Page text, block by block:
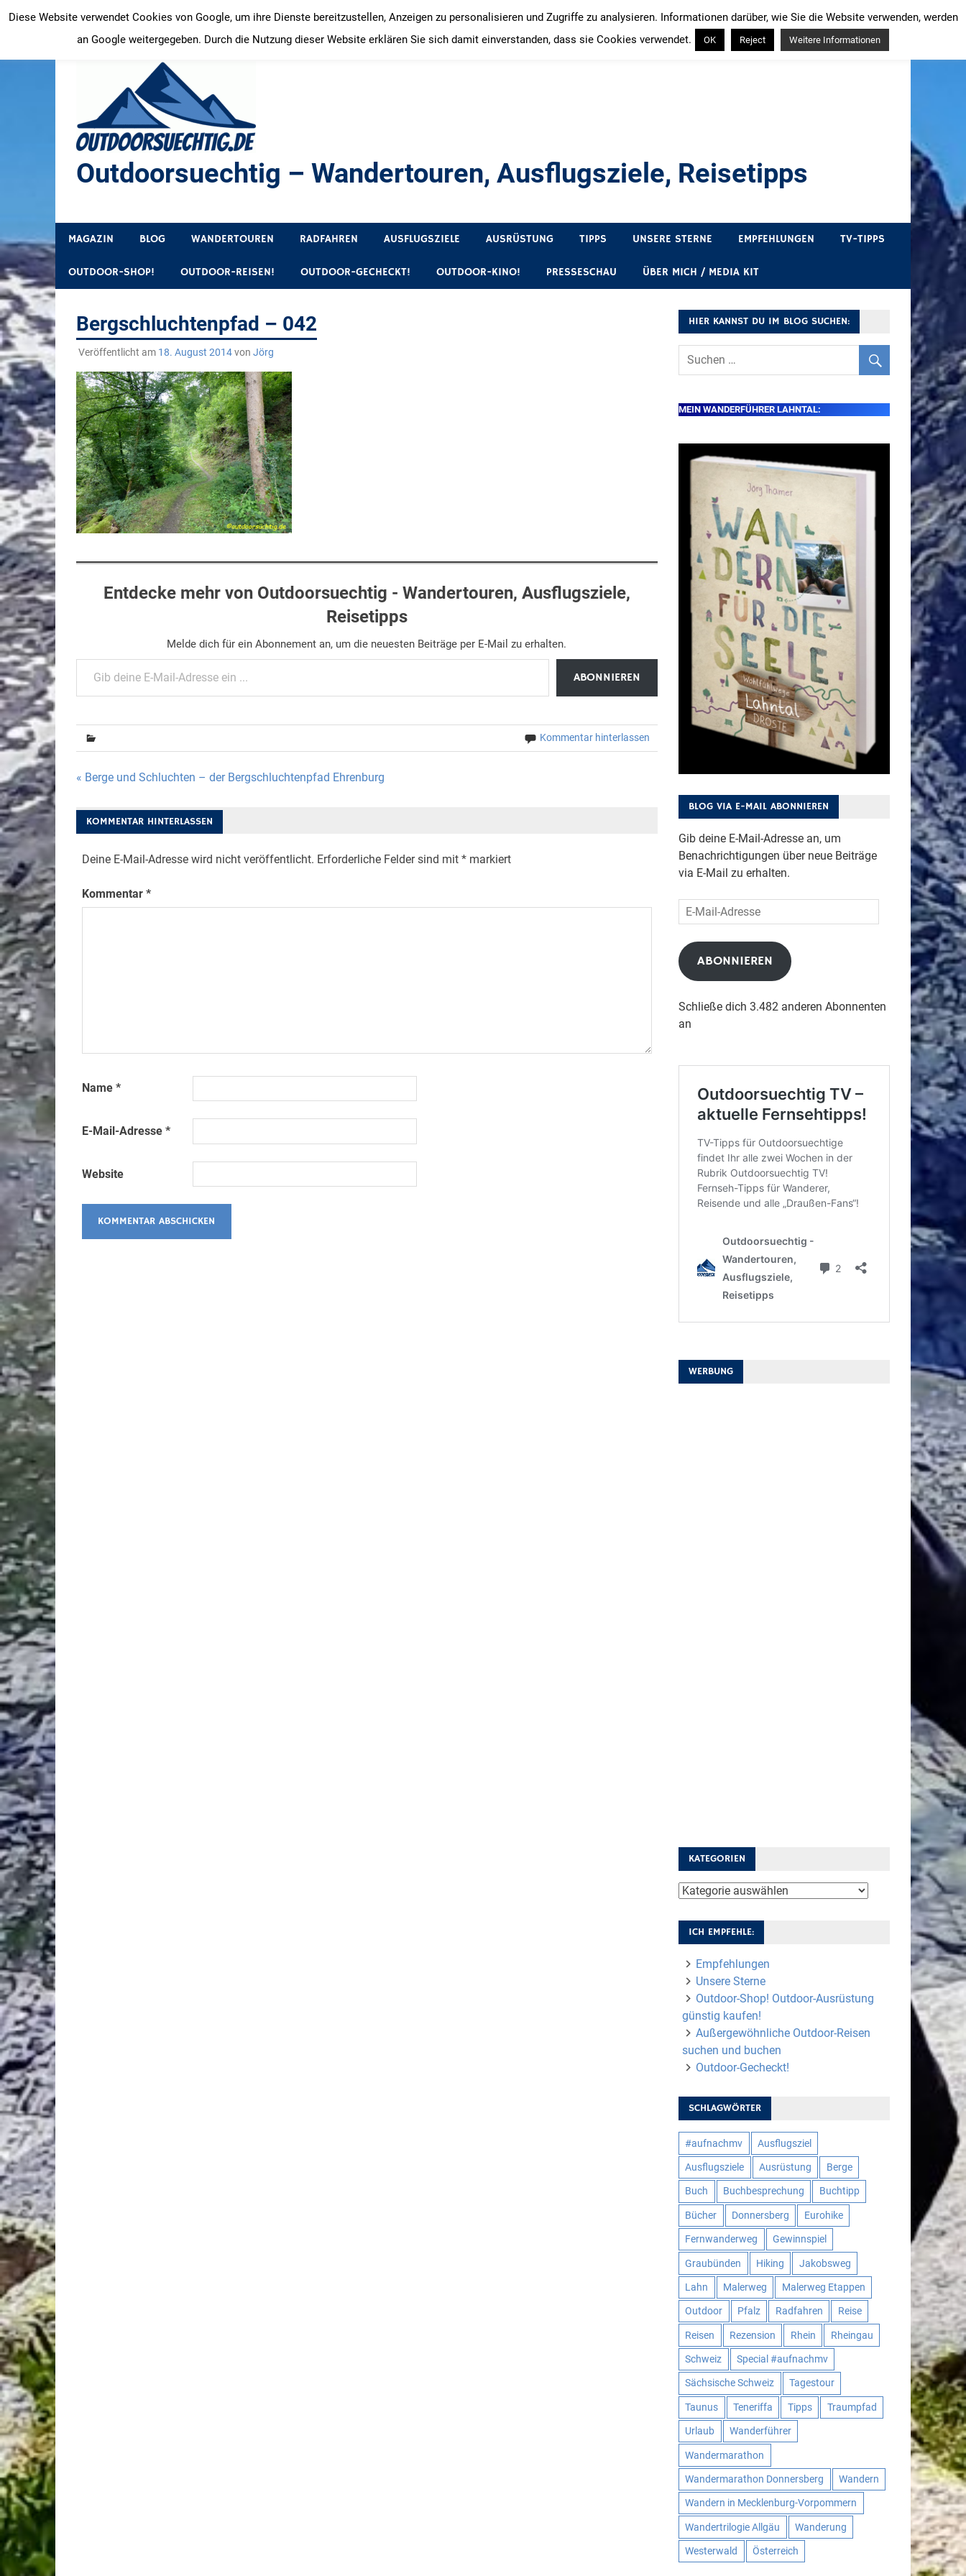
Inhalt
springen
Outdoorsuechtig – Wandertouren, Ausflugsziele, Reisetipps
MAGAZIN BLOG WANDERTOUREN RADFAHREN AUSFLUGSZIELE AUSRÜSTUNG TIPPS UNSERE STERNE EMPFEHLUNGEN TV-TIPPS
OUTDOOR-SHOP! OUTDOOR-REISEN! OUTDOOR-GECHECKT! OUTDOOR-KINO! PRESSESCHAU ÜBER MICH / MEDIA KIT
Bergschluchtenpfad – 042
Veröffentlicht am 18. August 2014von Jörg
Entdecke mehr von Outdoorsuechtig - Wandertouren, Ausflugsziele,
Reisetipps
Melde dich für ein Abonnement an, um die neuesten Beiträge per E-Mail zu erhalten.
Gib deine E-Mail-Adresse ein ...
ABONNIEREN
Kommentar hinterlassen
Beitragsnavigation
« Berge und Schluchten – der Bergschluchtenpfad Ehrenburg
KOMMENTAR HINTERLASSEN
Deine E-Mail-Adresse wird nicht veröffentlicht. Erforderliche Felder sind mit *markiert
Kommentar *
Name *
E-Mail-Adresse *
Website
HIER KANNST DU IM BLOG SUCHEN:
MEIN WANDERFÜHRER LAHNTAL:
BLOG VIA E-MAIL ABONNIEREN
Gib deine E-Mail-Adresse an, um
Benachrichtigungen über neue Beiträge
via E-Mail zu erhalten.
E-
Mail-
Adresse
ABONNIEREN
Schließe dich 3.482 anderen Abonnenten
an
WERBUNG
KATEGORIEN
Kategorien
ICH EMPFEHLE:
Empfehlungen
Unsere Sterne
Outdoor-Shop! Outdoor-Ausrüstung
günstig kaufen!
Außergewöhnliche Outdoor-Reisen
suchen und buchen
Outdoor-Gecheckt!
SCHLAGWÖRTER
#aufnachmv Ausflugsziel
Ausflugsziele Ausrüstung Berge
Buch Buchbesprechung Buchtipp
Bücher Donnersberg Eurohike
Fernwanderweg Gewinnspiel
Graubünden Hiking Jakobsweg
Lahn Malerweg Malerweg Etappen
Outdoor Pfalz Radfahren Reise
Reisen Rezension Rhein Rheingau
Schweiz Special #aufnachmv
Sächsische Schweiz Tagestour
Taunus Teneriffa Tipps Traumpfad
Urlaub Wanderführer
Wandermarathon
Wandermarathon Donnersberg Wandern
Wandern in Mecklenburg-Vorpommern
Wandertrilogie Allgäu Wanderung
Westerwald Österreich
Diese Website verwendet Cookies von Google, um ihre Dienste bereitzustellen, Anzeigen zu personalisieren und Zugriffe zu analysieren. Informationen darüber, wie Sie die Website verwenden, werden
an Google weitergegeben. Durch die Nutzung dieser Website erklären Sie sich damit einverstanden, dass sie Cookies verwendet.
OK Reject Weitere Informationen